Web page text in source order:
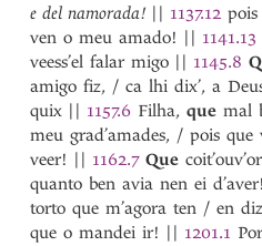
e del namorada! || 1137.12
ven o meu amado! || 1141.13
veess’el falar migo || 1145.8
amigo fiz, / ca lhi dix’, a
quix || 1157.6 Filha,que mal
meu grad’amades, / pois que
veer! || 1162.7 Que
quanto ben avia nen ei d’aver!
torto que m’agora ten / en
que o mandei ir! || 1201.1